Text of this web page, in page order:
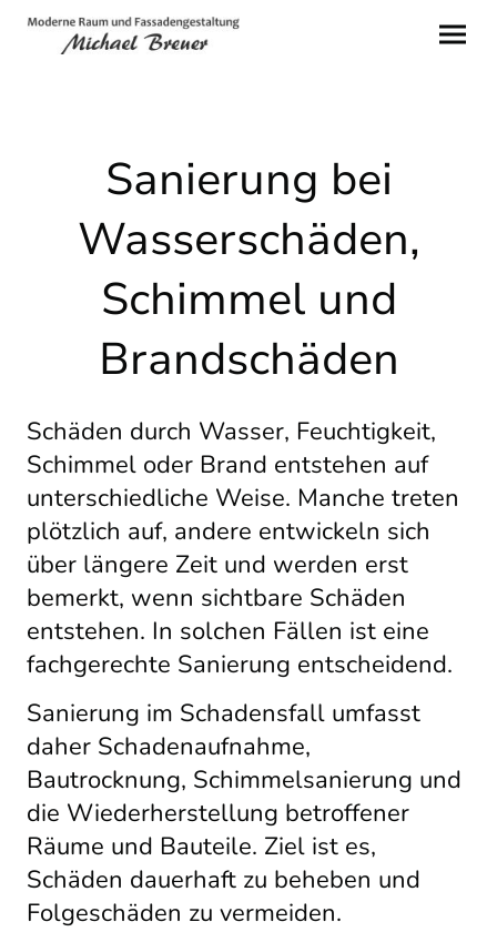
Sanierung bei
Wasserschäden,
Schimmel und
Brandschäden
Schäden durch Wasser, Feuchtigkeit,
Schimmel oder Brand entstehen auf
unterschiedliche Weise. Manche treten
plötzlich auf, andere entwickeln sich
über längere Zeit und werden erst
bemerkt, wenn sichtbare Schäden
entstehen. In solchen Fällen ist eine
fachgerechte Sanierung entscheidend.
Sanierung im Schadensfall umfasst
daher Schadenaufnahme,
Bautrocknung, Schimmelsanierung und
die Wiederherstellung betroffener
Räume und Bauteile. Ziel ist es,
Schäden dauerhaft zu beheben und
Folgeschäden zu vermeiden.